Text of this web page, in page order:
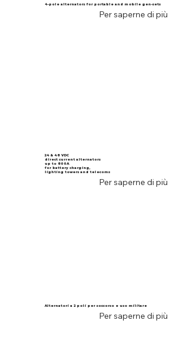
4-pole alternators for portable and mobile gen-sets
Per saperne di più
24 & 48 VDC
direct current alternators
up to 800A
for battery charging,
lighting towers and telecoms
Per saperne di più
Alternatori a 2 poli per soccorso e uso militare
Per saperne di più